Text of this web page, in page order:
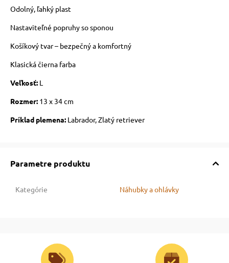
Odolný, ľahký plast
Nastaviteľné popruhy so sponou
Košíkový tvar – bezpečný a komfortný
Klasická čierna farba
Veľkosť:L
Rozmer:13 x 34 cm
Príklad plemena:Labrador, Zlatý retriever
Parametre produktu
Kategórie Náhubky a ohlávky